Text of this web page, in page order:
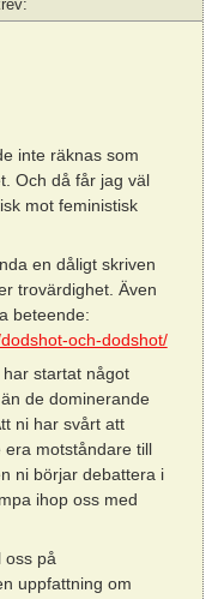
inte räknas som
Och då får jag väl
mot feministisk
en dåligt skriven
trovärdighet. Även
beteende:
och-dodshot/
startat något
de dominerande
ni har svårt att
motståndare till
ni börjar debattera i
ihop oss med
oss på
uppfattning om